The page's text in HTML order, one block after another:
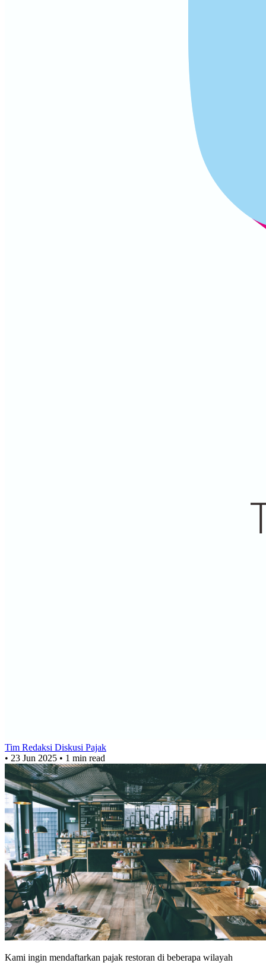
Tim Redaksi Diskusi Pajak
• 23 Jun 2025 • 1 min read
Kami ingin mendaftarkan pajak restoran di beberapa wilayah